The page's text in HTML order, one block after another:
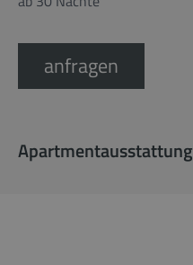
anfragen
Apartmentausstattung